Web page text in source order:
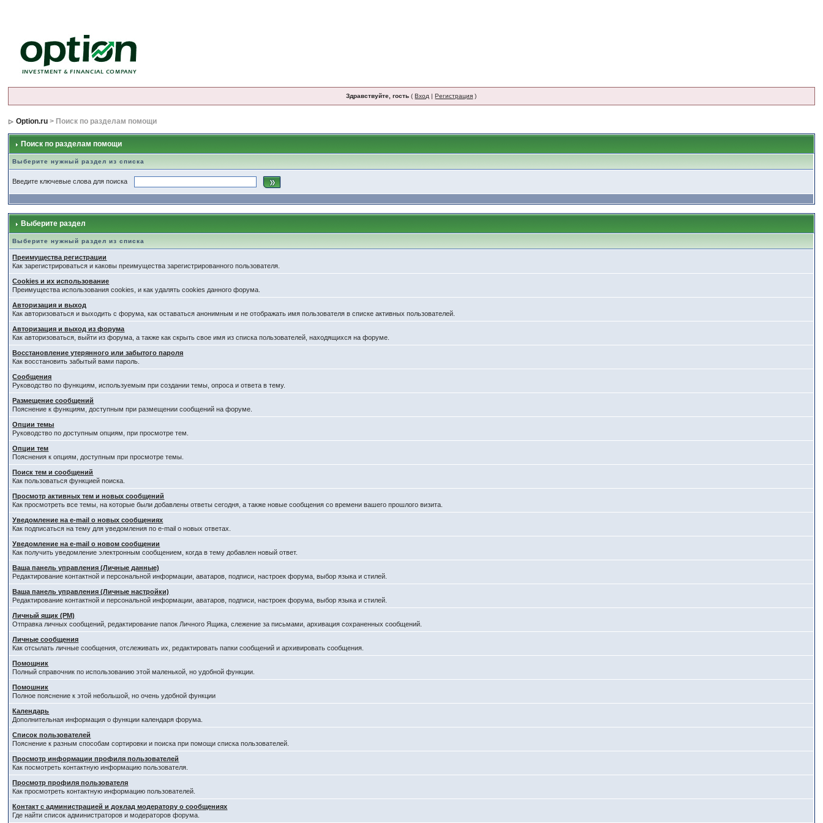
Здравствуйте, гость (Вход |Регистрация )
Option.ru > Поиск по разделам помощи
Поиск по разделам помощи
Выберите нужный раздел из списка
Введите ключевые слова для поиска
Выберите раздел
Выберите нужный раздел из списка
Преимущества регистрации
Как зарегистрироваться и каковы преимущества зарегистрированного пользователя.
Cookies и их использование
Преимущества использования cookies, и как удалять cookies данного форума.
Авторизация и выход
Как авторизоваться и выходить с форума, как оставаться анонимным и не отображать имя пользователя в списке активных пользователей.
Авторизация и выход из форума
Как авторизоваться, выйти из форума, а также как скрыть свое имя из списка пользователей, находящихся на форуме.
Восстановление утерянного или забытого пароля
Как восстановить забытый вами пароль.
Сообщения
Руководство по функциям, используемым при создании темы, опроса и ответа в тему.
Размещение сообщений
Пояснение к функциям, доступным при размещении сообщений на форуме.
Опции темы
Руководство по доступным опциям, при просмотре тем.
Опции тем
Пояснения к опциям, доступным при просмотре темы.
Поиск тем и сообщений
Как пользоваться функцией поиска.
Просмотр активных тем и новых сообщений
Как просмотреть все темы, на которые были добавлены ответы сегодня, а также новые сообщения со времени вашего прошлого визита.
Уведомление на e-mail о новых сообщениях
Как подписаться на тему для уведомления по e-mail о новых ответах.
Уведомление на е-mail о новом сообщении
Как получить уведомление электронным сообщением, когда в тему добавлен новый ответ.
Ваша панель управления (Личные данные)
Редактирование контактной и персональной информации, аватаров, подписи, настроек форума, выбор языка и стилей.
Ваша панель управления (Личные настройки)
Редактирование контактной и персональной информации, аватаров, подписи, настроек форума, выбор языка и стилей.
Личный ящик (PM)
Отправка личных сообщений, редактирование папок Личного Ящика, слежение за письмами, архивация сохраненных сообщений.
Личные сообщения
Как отсылать личные сообщения, отслеживать их, редактировать папки сообщений и архивировать сообщения.
Помощник
Полный справочник по использованию этой маленькой, но удобной функции.
Помошник
Полное пояснение к этой небольшой, но очень удобной функции
Календарь
Дополнительная информация о функции календаря форума.
Список пользователей
Пояснение к разным способам сортировки и поиска при помощи списка пользователей.
Просмотр информации профиля пользователей
Как посмотреть контактную информацию пользователя.
Просмотр профиля пользователя
Как просмотреть контактную информацию пользователей.
Контакт с администрацией и доклад модератору о сообщениях
Где найти список администраторов и модераторов форума.